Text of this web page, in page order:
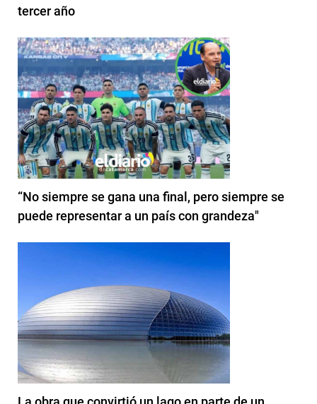
tercer año
“No siempre se gana una final, pero siempre se
puede representar a un país con grandeza"